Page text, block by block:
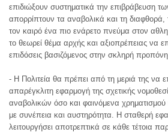
επιδιώξουν συστηματικά την επιβράβευση
απορρίπτουν τα αναβολικά και τη διαφθορά,
τον καιρό ένα πιο ενάρετο πνεύμα στον
το θεωρεί θέμα αρχής και αξιοπρέπειας να
επιδόσεις βασιζόμενος στην σκληρή
- Η Πολιτεία θα πρέπει από τη μεριά της να
απαρέγκλιτη εφαρμογή της σχετικής
αναβολικών όσο και φαινόμενα χρηματισμού
με συνέπεια και αυστηρότητα. Η σταθερή
λειτουργήσει αποτρεπτικά σε κάθε τέτοια